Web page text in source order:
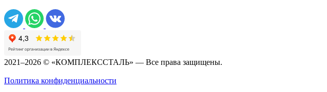
2021–2026 © «КОМПЛЕКССТАЛЬ» — Все права защищены.
Политика конфиденциальности